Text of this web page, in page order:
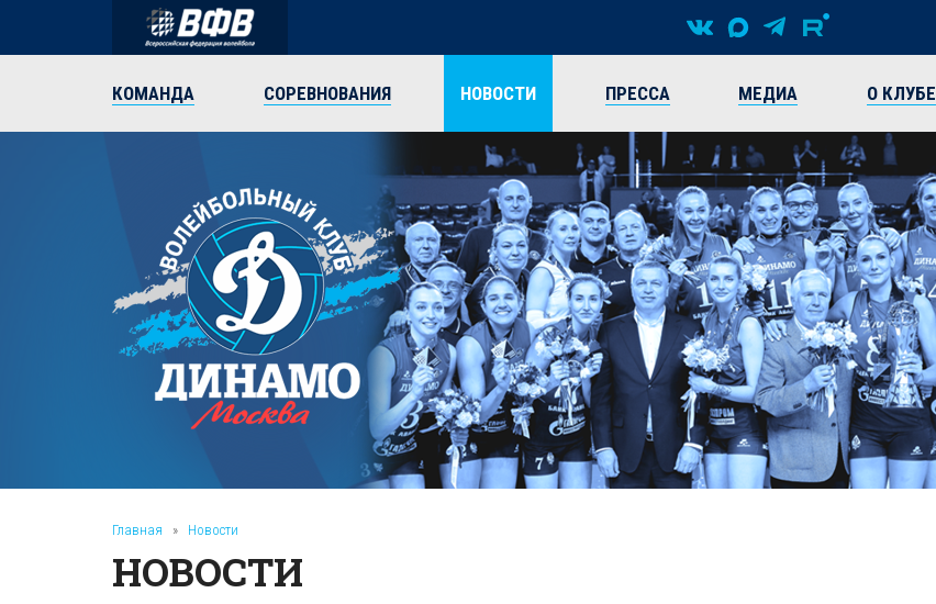
КОМАНДА СОРЕВНОВАНИЯ НОВОСТИ ПРЕССА МЕДИА О КЛУБЕ
Главная » Новости
НОВОСТИ